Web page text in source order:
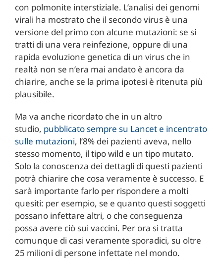
con polmonite interstiziale. L’analisi dei genomi
virali ha mostrato che il secondo virus è una
versione del primo con alcune mutazioni: se si
tratti di una vera reinfezione, oppure di una
rapida evoluzione genetica di un virus che in
realtà non se n’era mai andato è ancora da
chiarire, anche se la prima ipotesi è ritenuta più
plausibile.
Ma va anche ricordato che in un altro
studio, pubblicato sempre su Lancet e incentrato
sulle mutazioni, l’8% dei pazienti aveva, nello
stesso momento, il tipo wild e un tipo mutato.
Solo la conoscenza dei dettagli di questi pazienti
potrà chiarire che cosa veramente è successo. E
sarà importante farlo per rispondere a molti
quesiti: per esempio, se e quanto questi soggetti
possano infettare altri, o che conseguenza
possa avere ciò sui vaccini. Per ora si tratta
comunque di casi veramente sporadici, su oltre
25 milioni di persone infettate nel mondo.